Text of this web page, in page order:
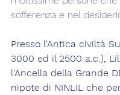
sofferenza e nel
Presso l'Antica civiltà
3000 ed il 2500 a.c.),
l'Ancella della Grande
nipote di NINLIL che